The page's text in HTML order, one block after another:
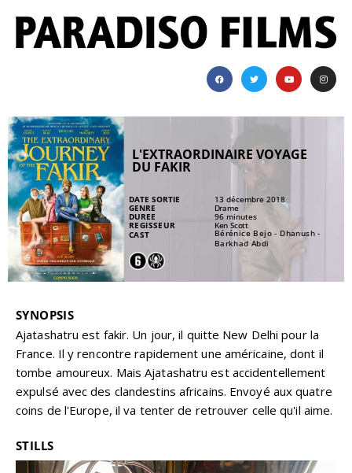
L'EXTRAORDINAIRE VOYAGE
DU FAKIR
DATE SORTIE
GENRE
DUREE
REGISSEUR
CAST
13 décembre 2018
Drame
96 minutes
Ken Scott
Bérénice Bejo - Dhanush -
Barkhad Abdi
SYNOPSIS
Ajatashatru est fakir. Un jour, il quitte New Delhi pour la
France. Il y rencontre rapidement une américaine, dont il
tombe amoureux. Mais Ajatashatru est accidentellement
expulsé avec des clandestins africains. Envoyé aux quatre
coins de l'Europe, il va tenter de retrouver celle qu'il aime.
STILLS